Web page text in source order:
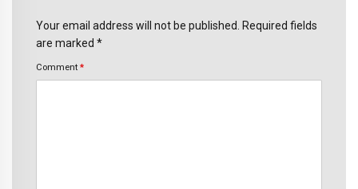
Your email address will not be published. Required fields
are marked *
Comment *